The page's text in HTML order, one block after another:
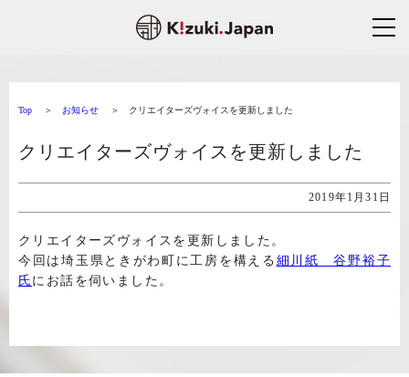
Top お知らせ クリエイターズヴォイスを更新しました
クリエイターズヴォイスを更新しました
2019年1月31日
クリエイターズヴォイスを更新しました。
今回は埼玉県ときがわ町に工房を構える 細川紙 谷野裕子
氏 にお話を伺いました。